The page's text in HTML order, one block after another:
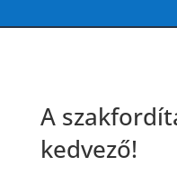
A
kedvező!